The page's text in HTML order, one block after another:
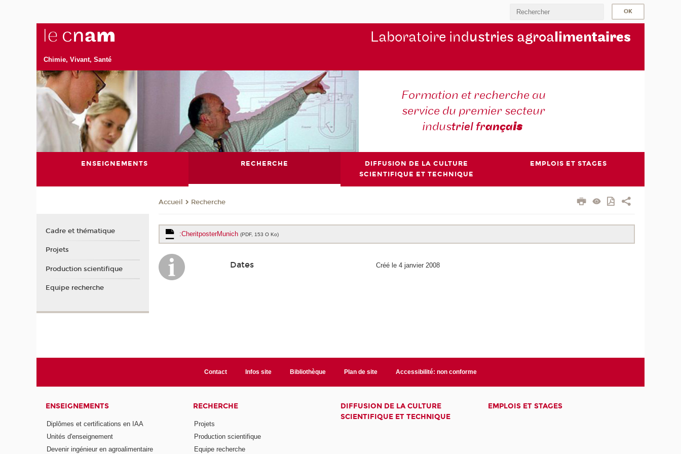
Chimie, Vivant, Santé
Laboratoire industries agroalimentaires
Formation et recherche au
service du premier secteur
industriel français
ENSEIGNEMENTS RECHERCHE
DIFFUSION DE LA CULTURE
SCIENTIFIQUE ET TECHNIQUE
EMPLOIS ET STAGES
Accueil Recherche
:CheritposterMunich (PDF, 153 O Ko)
Dates Créé le 4 janvier 2008
Cadre et thématique
Projets
Production scientifique
Equipe recherche
Contact Infos site Bibliothèque Plan de site Accessibilité: non conforme
ENSEIGNEMENTS
Diplômes et certifications en IAA
Unités d'enseignement
Devenir ingénieur en agroalimentaire
RECHERCHE
Projets
Production scientifique
Equipe recherche
DIFFUSION DE LA CULTURE
SCIENTIFIQUE ET TECHNIQUE
EMPLOIS ET STAGES